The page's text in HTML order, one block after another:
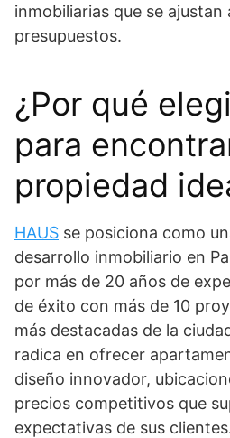
inmobiliarias que se
presupuestos.
¿Por qué
para
propiedad
HAUS se posiciona como
desarrollo inmobiliario en
por más de 20 años de
de éxito con más de 10
más destacadas de la
radica en ofrecer
diseño innovador,
precios competitivos que
expectativas de sus